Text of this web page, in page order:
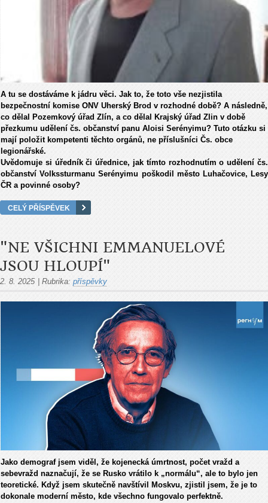
A tu se dostáváme k jádru věci. Jak to, že toto vše nezjistila
bezpečnostní komise ONV Uherský Brod v rozhodné době? A následně,
co dělal Pozemkový úřad Zlín, a co dělal Krajský úřad Zlin v době
přezkumu udělení čs. občanství panu Aloisi Serényimu? Tuto otázku si
mají položit kompetenti těchto orgánů, ne příslušníci Čs. obce
legionářské.
Uvědomuje si úředník či úřednice, jak tímto rozhodnutím o udělení čs.
občanství Volkssturmanu Serényimu poškodil město Luhačovice, Lesy
ČR a povinné osoby?
CELÝ PŘÍSPĚVEK
"NE VŠICHNI EMMANUELOVÉ
JSOU HLOUPÍ"
2. 8. 2025 Rubrika: příspěvky
Jako demograf jsem viděl, že kojenecká úmrtnost, počet vražd a
sebevražd naznačují, že se Rusko vrátilo k „normálu“, ale to bylo jen
teoretické. Když jsem skutečně navštívil Moskvu, zjistil jsem, že je to
dokonale moderní město, kde všechno fungovalo perfektně.